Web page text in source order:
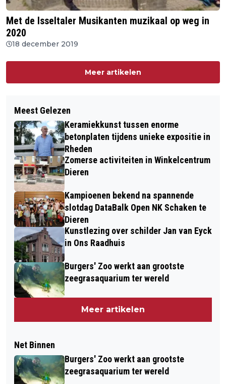
Met de Isseltaler Musikanten muzikaal op weg in
2020
18 december 2019
Meer artikelen
Meest Gelezen
Keramiekkunst tussen enorme
betonplaten tijdens unieke expositie in
Rheden
Zomerse activiteiten in Winkelcentrum
Dieren
Kampioenen bekend na spannende
slotdag DataBalk Open NK Schaken te
Dieren
Kunstlezing over schilder Jan van Eyck
in Ons Raadhuis
Burgers' Zoo werkt aan grootste
zeegrasaquarium ter wereld
Meer artikelen
Net Binnen
Burgers' Zoo werkt aan grootste
zeegrasaquarium ter wereld